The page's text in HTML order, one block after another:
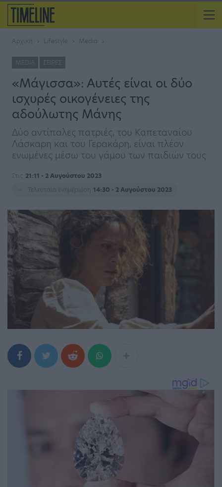
Αρχική Lifestyle Media
MEDIA ΣΕΙΡΈΣ
«Μάγισσα»: Αυτές είναι οι δύο
ισχυρές οικογένειες της
αδούλωτης Μάνης
Δύο αντίπαλες πατριές, του Καπεταναίου
Λάσκαρη και του Γερακάρη, είναι πλέον
ενωμένες μέσω του γάμου των παιδιών τους
Στις 21:11 - 2 Αυγούστου 2023
Τελευταία ενημέρωση
14:30 - 2 Αυγούστου 2023